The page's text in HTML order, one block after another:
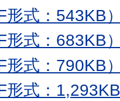
形式：543KB
形式：683KB
形式：790KB
形式：